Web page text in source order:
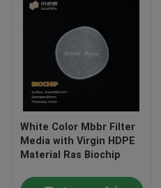
White Color Mbbr Filter
Media with Virgin HDPE
Material Ras Biochip